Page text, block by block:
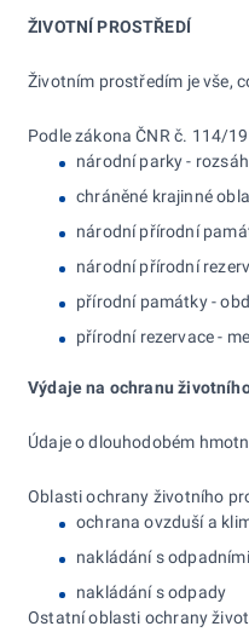
ŽIVOTNÍ PROSTŘEDÍ
Životním prostředím je vše,
Podle zákona ČNR č. 114/
národní parky -
chráněné krajinné
národní přírodní
národní přírodní
přírodní památky -
přírodní rezervace -
Výdaje na ochranu
Údaje o dlouhodobém
Oblasti ochrany životního
ochrana ovzduší a
nakládání s
nakládání s odpady
Ostatní oblasti ochrany